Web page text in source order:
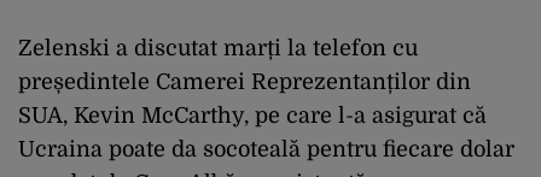
Zelenski a discutat marți la telefon cu
președintele Camerei Reprezentanților din
SUA, Kevin McCarthy, pe care l-a asigurat că
Ucraina poate da socoteală pentru fiecare dolar